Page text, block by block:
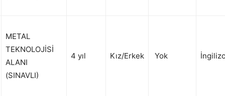
METAL
TEKNOLOJİSİ
ALANI
(SINAVLI)
4 yıl Kız/Erkek Yok